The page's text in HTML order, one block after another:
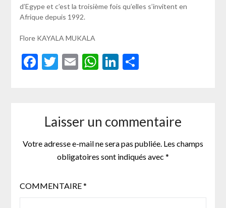
d’Egype et c’est la troisième fois qu’elles s’invitent en
Afrique depuis 1992.
Flore KAYALA MUKALA
Facebook
Twitter
EmailWhatsApp
LinkedIn
Partager
Laisser un commentaire
Votre adresse e-mail ne sera pas publiée. Les champs
obligatoires sont indiqués avec *
COMMENTAIRE*